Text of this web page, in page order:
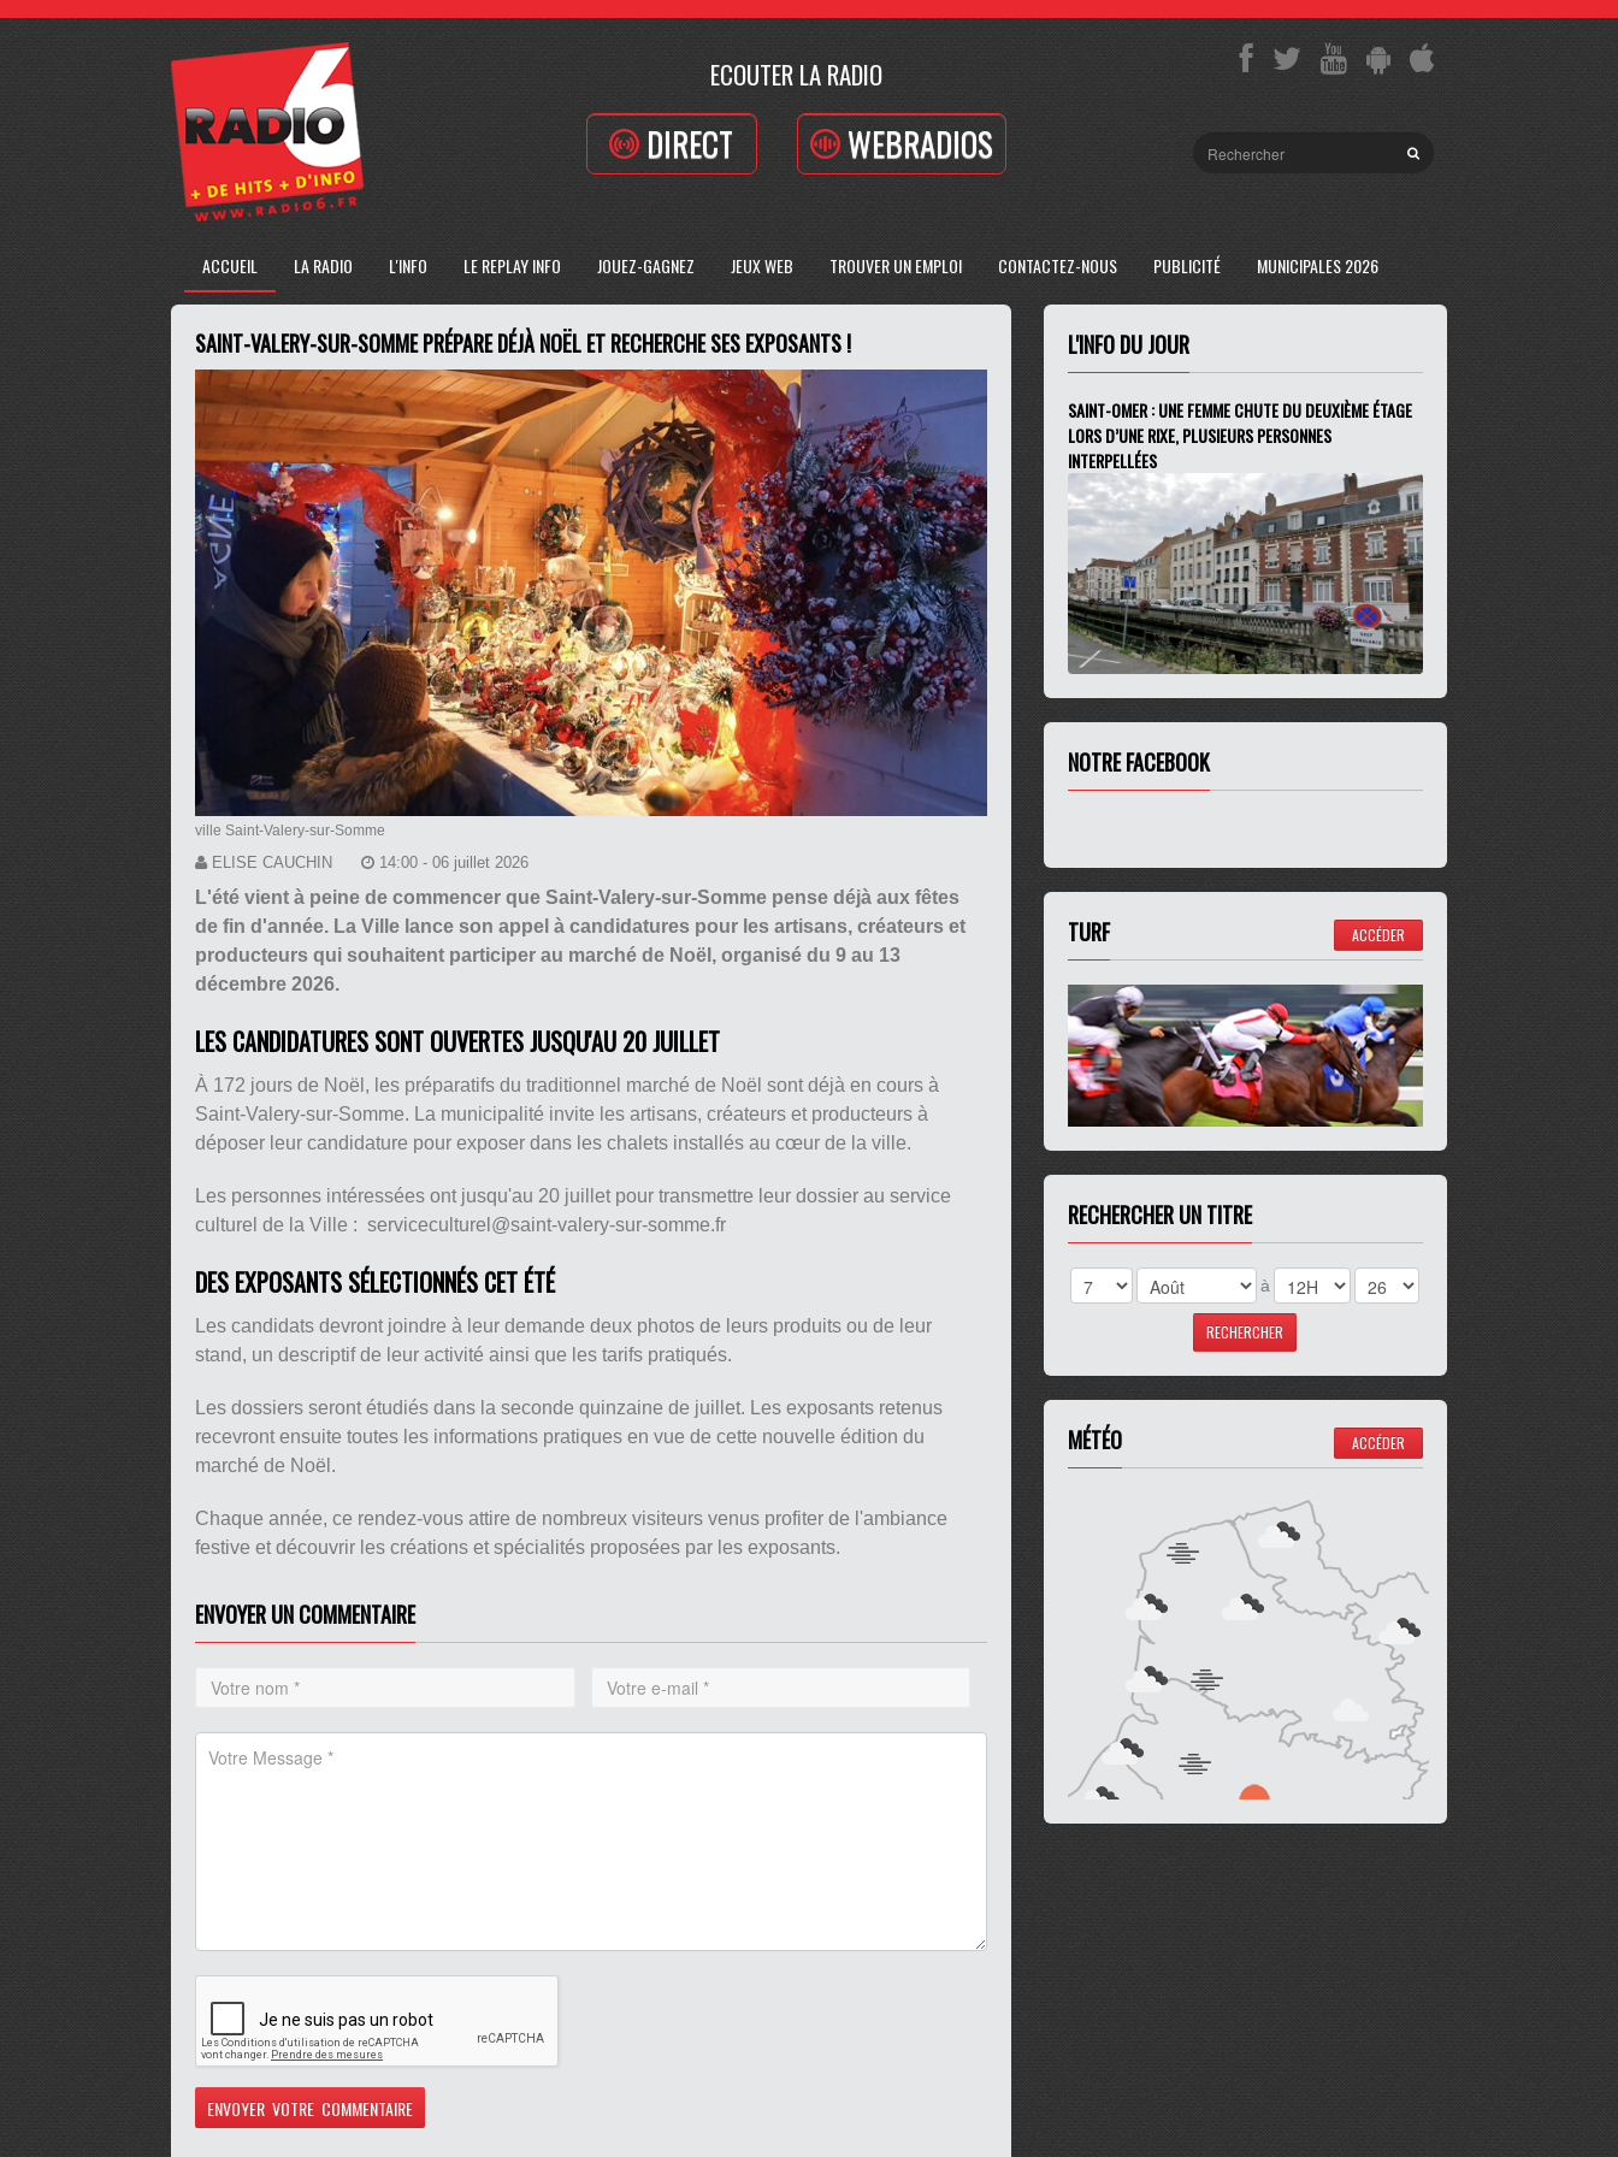
ECOUTER LA RADIO
DIRECT WEBRADIOS
ACCUEIL LA RADIO L'INFO LE REPLAY INFO JOUEZ-GAGNEZ JEUX WEB TROUVER UN EMPLOI CONTACTEZ-NOUS PUBLICITÉ MUNICIPALES 2026
SAINT-VALERY-SUR-SOMME PRÉPARE DÉJÀ NOËL ET RECHERCHE SES EXPOSANTS !
ville Saint-Valery-sur-Somme
ELISE CAUCHIN 14:00 - 06 juillet 2026
L'été vient à peine de commencer que Saint-Valery-sur-Somme pense déjà aux fêtes
de fin d'année. La Ville lance son appel à candidatures pour les artisans, créateurs et
producteurs qui souhaitent participer au marché de Noël, organisé du 9 au 13
décembre 2026.
LES CANDIDATURES SONT OUVERTES JUSQU'AU 20 JUILLET
À 172 jours de Noël, les préparatifs du traditionnel marché de Noël sont déjà en cours à
Saint-Valery-sur-Somme. La municipalité invite les artisans, créateurs et producteurs à
déposer leur candidature pour exposer dans les chalets installés au cœur de la ville.
Les personnes intéressées ont jusqu'au 20 juillet pour transmettre leur dossier au service
culturel de la Ville : serviceculturel@saint-valery-sur-somme.fr
DES EXPOSANTS SÉLECTIONNÉS CET ÉTÉ
Les candidats devront joindre à leur demande deux photos de leurs produits ou de leur
stand, un descriptif de leur activité ainsi que les tarifs pratiqués.
Les dossiers seront étudiés dans la seconde quinzaine de juillet. Les exposants retenus
recevront ensuite toutes les informations pratiques en vue de cette nouvelle édition du
marché de Noël.
Chaque année, ce rendez-vous attire de nombreux visiteurs venus profiter de l'ambiance
festive et découvrir les créations et spécialités proposées par les exposants.
ENVOYER UN COMMENTAIRE
L'INFO DU JOUR
SAINT-OMER : UNE FEMME CHUTE DU DEUXIÈME ÉTAGE
LORS D’UNE RIXE, PLUSIEURS PERSONNES
INTERPELLÉES
NOTRE FACEBOOK
TURF ACCÉDER
RECHERCHER UN TITRE
à
MÉTÉO ACCÉDER